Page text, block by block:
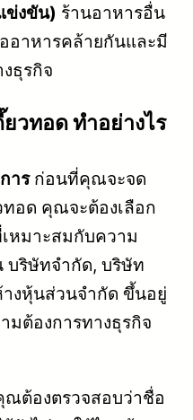
ข่งขัน) ร้านอาหารอื่น
อาหารคล้ายกันและมี
ธุรกิจ
วทอด ทำอย่างไร
ารก่อนที่คุณจะจด
อด คุณจะต้องเลือก
หมาะสมกับความ
บริษัทจำกัด, บริษัท
งหุ้นส่วนจำกัด ขึ้นอยู่
มต้องการทางธุรกิจ
ณต้องตรวจสอบว่าชื่อ